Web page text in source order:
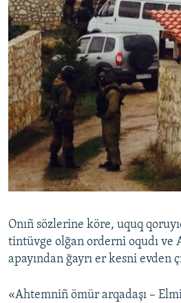
Onıñ sözlerine köre, uquq
tintüvge olğan orderni oqudı ve
apayından ğayrı er kesni evden
«Ahtemniñ ömür arqadaşı –